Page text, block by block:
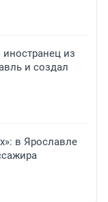
из
и создал
в Ярославле